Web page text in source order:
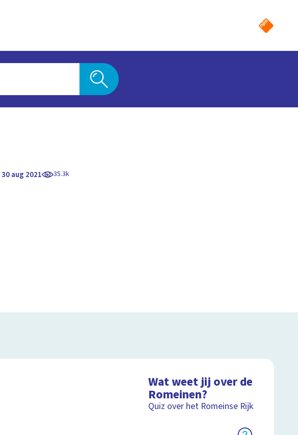
30 aug 2021 35.3k
Wat weet jij over de
Romeinen?
Quiz over het Romeinse Rijk